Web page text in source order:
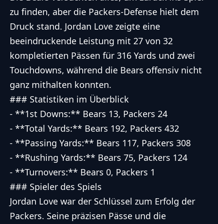
zu finden, aber die Packers-Defense hielt dem
Druck stand. Jordan Love zeigte eine
beeindruckende Leistung mit 27 von 32
kompletierten Pässen für 316 Yards und zwei
Touchdowns, während die Bears offensiv nicht
ganz mithalten konnten.
### Statistiken im Überblick
- **1st Downs:** Bears 13, Packers 24
- **Total Yards:** Bears 192, Packers 432
- **Passing Yards:** Bears 117, Packers 308
- **Rushing Yards:** Bears 75, Packers 124
- **Turnovers:** Bears 0, Packers 1
### Spieler des Spiels
Jordan Love war der Schlüssel zum Erfolg der
Packers. Seine präzisen Pässe und die